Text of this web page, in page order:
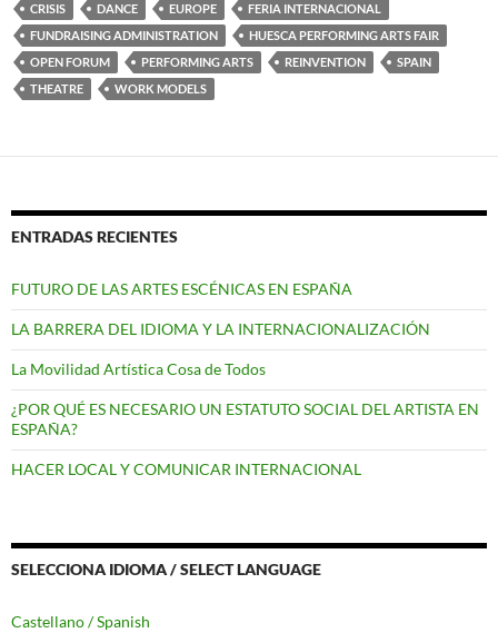
CRISIS
DANCE EUROPE
FERIA INTERNACIONAL
FUNDRAISING ADMINISTRATION
HUESCA PERFORMING ARTS FAIR
OPEN FORUM
PERFORMING ARTS REINVENTION
SPAIN
THEATRE
WORK MODELS
ENTRADAS RECIENTES
FUTURO DE LAS ARTES ESCÉNICAS EN ESPAÑA
LA BARRERA DEL IDIOMA Y LA INTERNACIONALIZACIÓN
La Movilidad Artística Cosa de Todos
¿POR QUÉ ES NECESARIO UN ESTATUTO SOCIAL DEL ARTISTA EN
ESPAÑA?
HACER LOCAL Y COMUNICAR INTERNACIONAL
SELECCIONA IDIOMA / SELECT LANGUAGE
Castellano / Spanish